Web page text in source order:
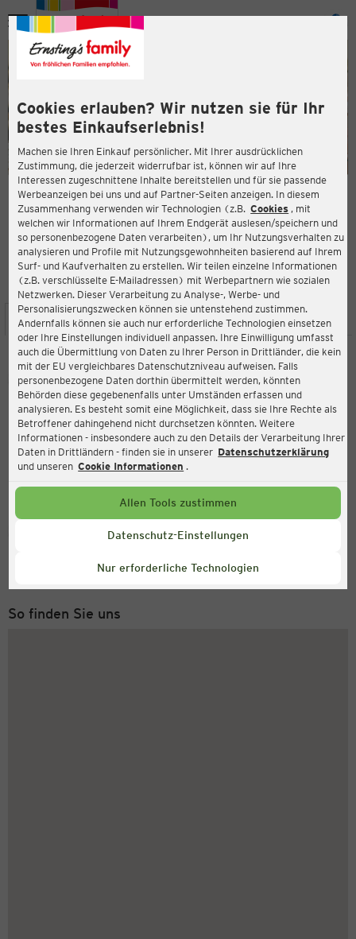
Cookies erlauben? Wir nutzen sie für Ihr
bestes Einkaufserlebnis!
Machen sie Ihren Einkauf persönlicher. Mit Ihrer ausdrücklichen
Zustimmung, die jederzeit widerrufbar ist, können wir auf Ihre
Interessen zugeschnittene Inhalte bereitstellen und für sie passende
Werbeanzeigen bei uns und auf Partner-Seiten anzeigen. In diesem
Zusammenhang verwenden wir Technologien (z.B. Cookies , mit
welchen wir Informationen auf Ihrem Endgerät auslesen/speichern und
so personenbezogene Daten verarbeiten), um Ihr Nutzungsverhalten zu
analysieren und Profile mit Nutzungsgewohnheiten basierend auf Ihrem
Surf- und Kaufverhalten zu erstellen. Wir teilen einzelne Informationen
(z.B. verschlüsselte E-Mailadressen) mit Werbepartnern wie sozialen
Netzwerken. Dieser Verarbeitung zu Analyse-, Werbe- und
Personalisierungszwecken können sie untenstehend zustimmen.
Andernfalls können sie auch nur erforderliche Technologien einsetzen
oder Ihre Einstellungen individuell anpassen. Ihre Einwilligung umfasst
auch die Übermittlung von Daten zu Ihrer Person in Drittländer, die kein
mit der EU vergleichbares Datenschutzniveau aufweisen. Falls
personenbezogene Daten dorthin übermittelt werden, könnten
Behörden diese gegebenenfalls unter Umständen erfassen und
analysieren. Es besteht somit eine Möglichkeit, dass sie Ihre Rechte als
Betroffener dahingehend nicht durchsetzen könnten. Weitere
Informationen - insbesondere auch zu den Details der Verarbeitung Ihrer
Daten in Drittländern - finden sie in unserer Datenschutzerklärung
und unseren Cookie Informationen .
Allen Tools zustimmen
Datenschutz-Einstellungen
Nur erforderliche Technologien
Menü
ERNSTING'S FAMILY FILIALE
Rathausstr. 10
22941 Bargteheide
4,2
Bewertung:
STANDORT SERVICES SORTIMENT AKTIONEN
Ernsting's family
Rathausstr. 10, 22941 Bargteheide
Service Hotline
Montag bis Freitag 8-18 Uhr
So finden Sie uns